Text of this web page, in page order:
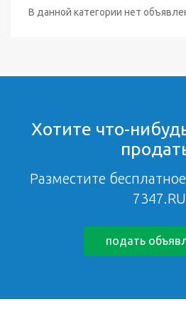
В данной категории нет
Хотите что-
Разместите
7347.RU
подать